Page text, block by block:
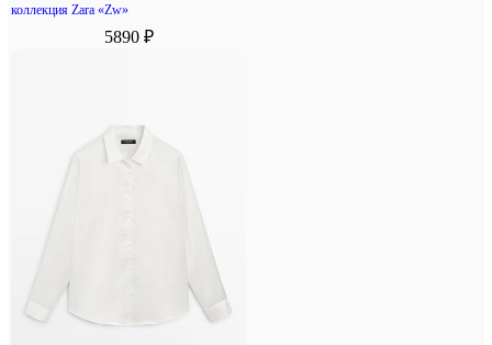
коллекция Zara «Zw»
5890 ₽